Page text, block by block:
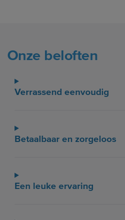
Onze beloften
Verrassend eenvoudig
Betaalbaar en zorgeloos
Een leuke ervaring